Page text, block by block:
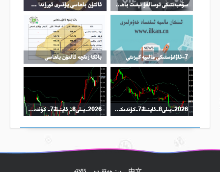
سۆھبەتتىكى توسالغۇ نېفىت باھاسىنىڭ ئۆرلىشىگە تىرەك بولدى ئالتۇن باھاسى يۇقىرى ئورۇندا چىڭ تۇرماقتا
7-ئاۋغۇستىكى مالىيە گېزىتى بانكا زىقچە ئالتۇن باھاسى
2026-يىلى8-ئاينىڭ7-كۈندىكى نىفىت سودا خۇلاسىسى 2026-يىلى8- ئاينىڭ7- كۈندىكى كۈمۈش سودا خۇلاسىسى